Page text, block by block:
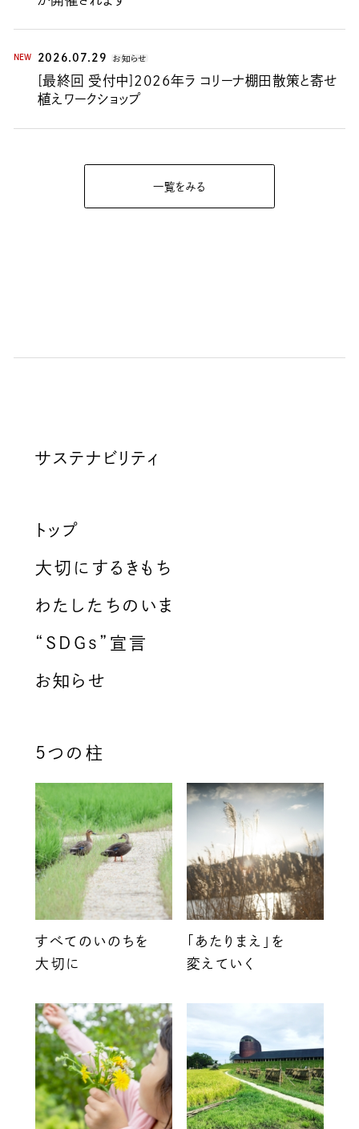
NEW
[最終回 受付中]2026年ラ コリーナ棚田散策と寄せ
植えワークショップ
2026.07.29 お知らせ
一覧をみる
サステナビリティ
トップ
大切にするきもち
わたしたちのいま
“SDGs”宣言
お知らせ
5つの柱
すべてのいのちを
大切に
「あたりまえ」を
変えていく